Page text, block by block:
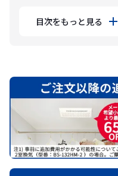
目次をもっと見る